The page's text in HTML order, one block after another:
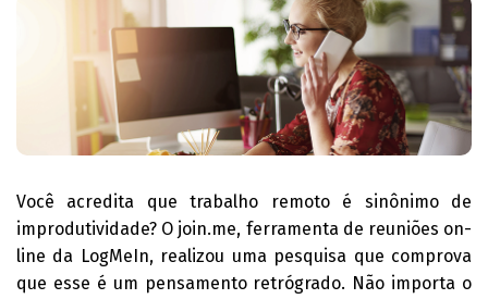
Você acredita que trabalho remoto é sinônimo de
improdutividade? O join.me, ferramenta de reuniões on-
line da LogMeIn, realizou uma pesquisa que comprova
que esse é um pensamento retrógrado. Não importa o